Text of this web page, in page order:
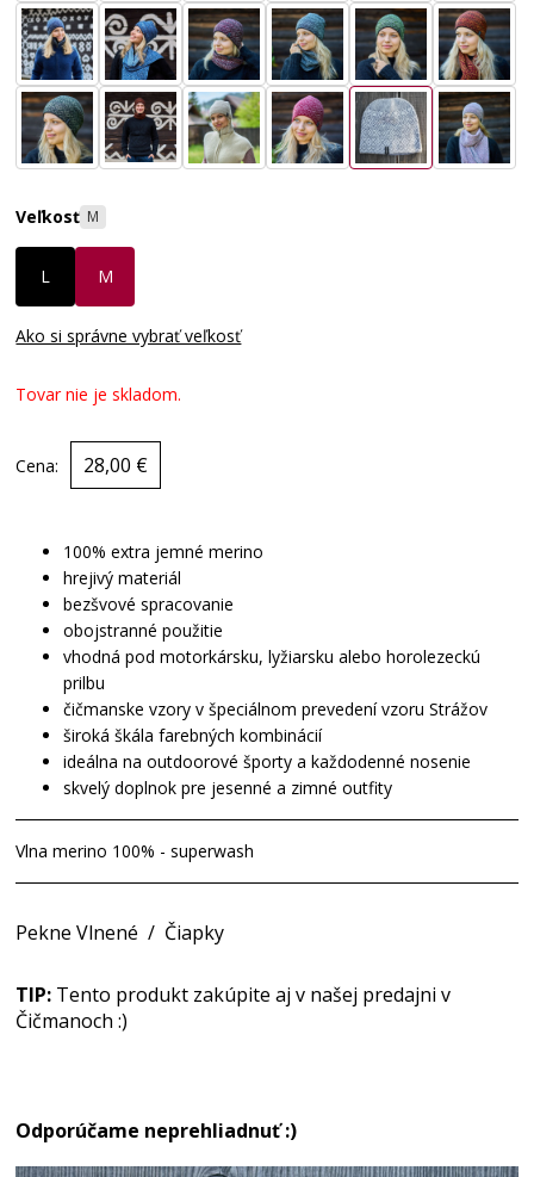
Veľkosť M
L M
Ako si správne vybrať veľkosť
Tovar nie je skladom.
Cena: 28,00 €
100% extra jemné merino
hrejivý materiál
bezšvové spracovanie
obojstranné použitie
vhodná pod motorkársku, lyžiarsku alebo horolezeckú
prilbu
čičmanske vzory v špeciálnom prevedení vzoru Strážov
široká škála farebných kombinácií
ideálna na outdoorové športy a každodenné nosenie
skvelý doplnok pre jesenné a zimné outfity
Vlna merino 100% - superwash
Pekne Vlnené / Čiapky
TIP: Tento produkt zakúpite aj v našej predajni v
Čičmanoch :)
Odporúčame neprehliadnuť :)